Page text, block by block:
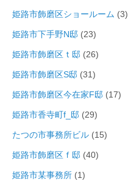
姫路市飾磨区ショールーム (3)
姫路市下手野N邸 (23)
姫路市飾磨区ｔ邸 (26)
姫路市飾磨区S邸 (31)
姫路市飾磨区今在家F邸 (17)
姫路市香寺町f_邸 (29)
たつの市事務所ビル (15)
姫路市飾磨区ｆ邸 (40)
姫路市某事務所 (1)